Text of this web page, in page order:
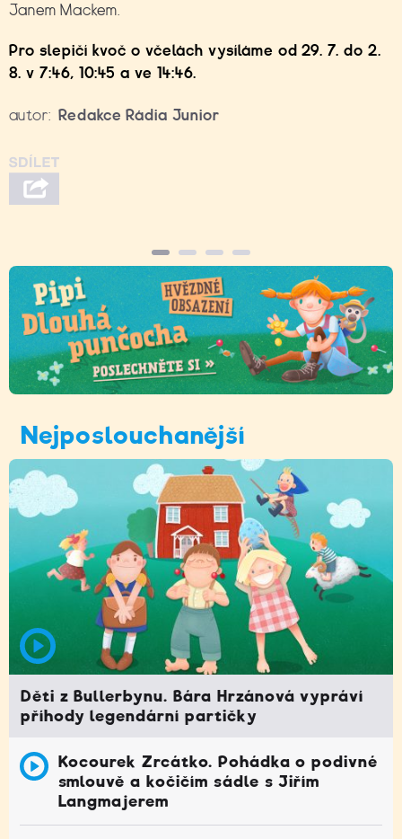
Janem Mackem.
Pro slepičí kvoč o včelách vysíláme od 29. 7. do 2.
8. v 7:46, 10:45 a ve 14:46.
autor: Redakce Rádia Junior
Nejposlouchanější
Děti z Bullerbynu. Bára Hrzánová vypráví
příhody legendární partičky
Kocourek Zrcátko. Pohádka o podivné
smlouvě a kočičím sádle s Jiřím
Langmajerem